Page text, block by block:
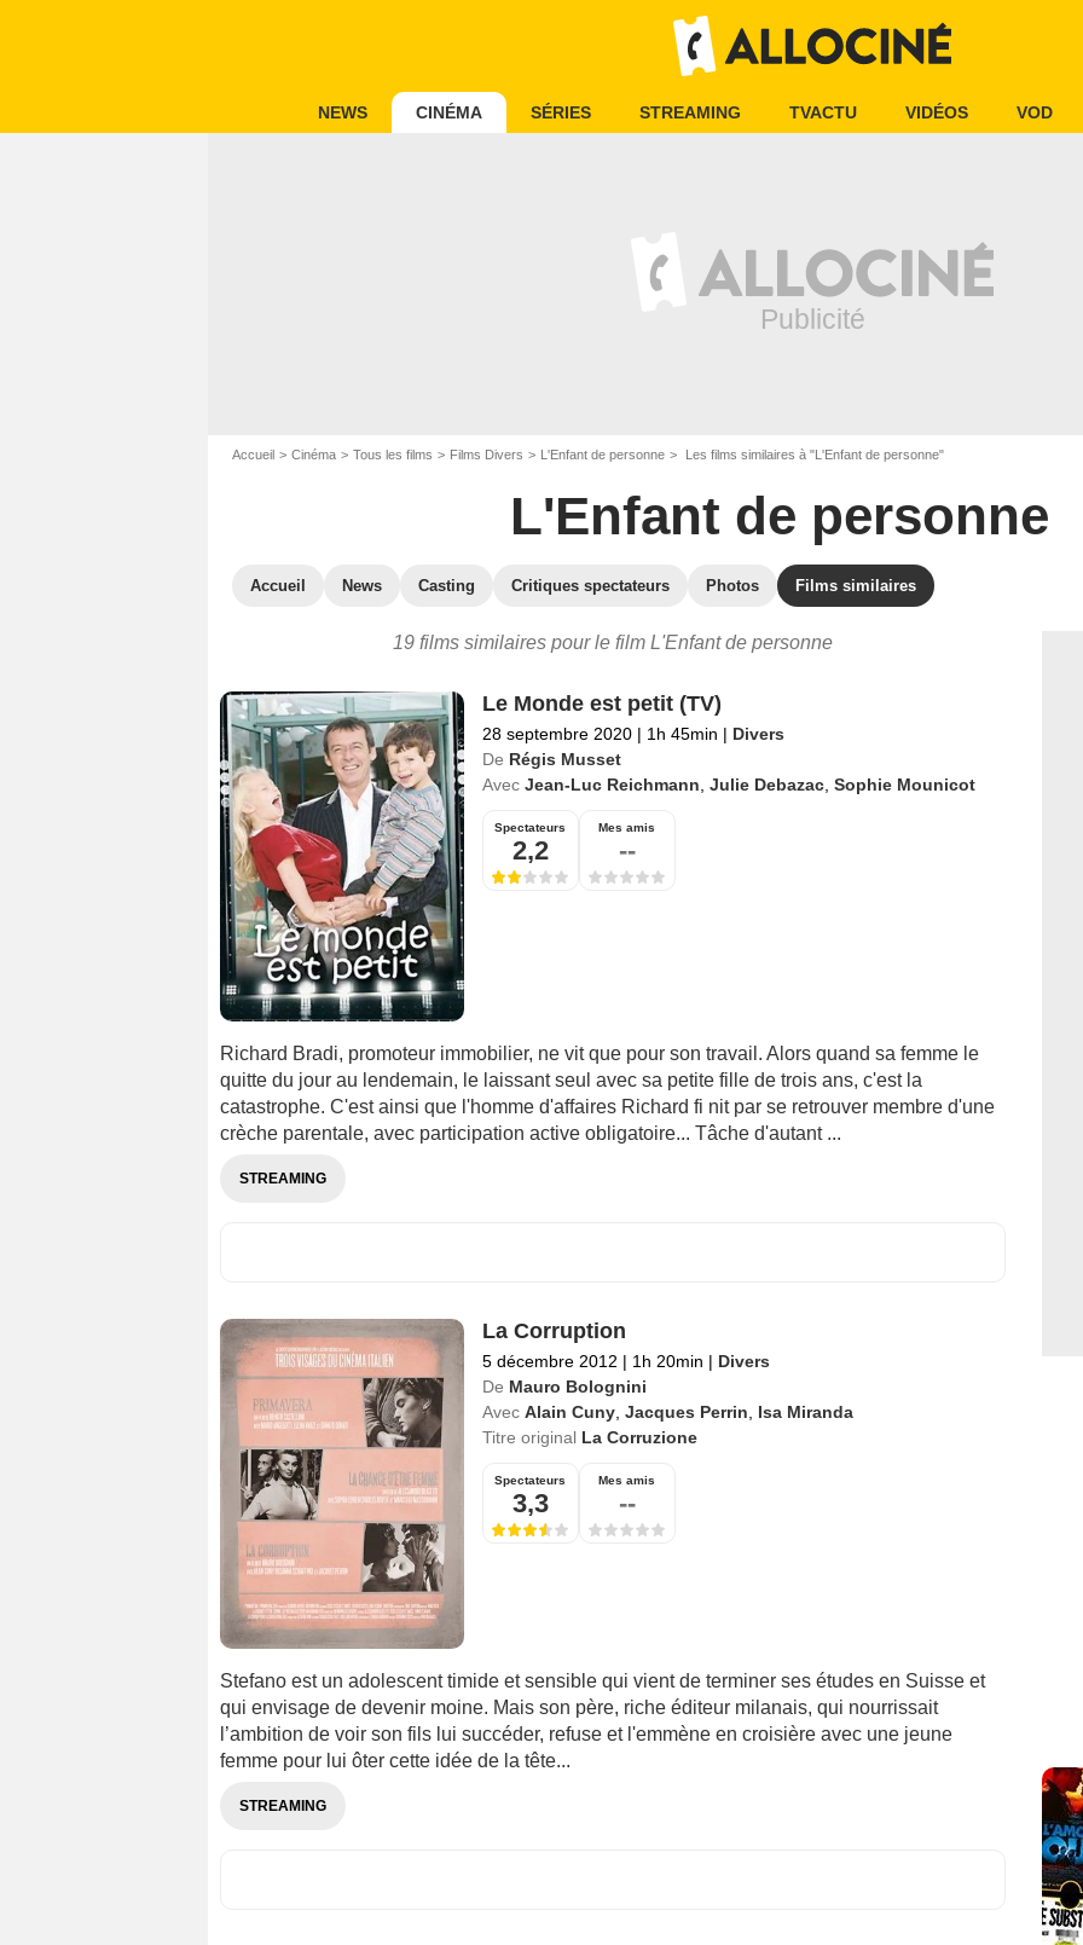
NEWS CINÉMA SÉRIES STREAMING TVACTU VIDÉOS VOD
Accueil Cinéma Tous les films Films Divers L'Enfant de personne Les films similaires à "L'Enfant de personne"
L'Enfant de personne
Accueil News Casting Critiques spectateurs Photos Films similaires
19 films similaires pour le film L'Enfant de personne
Le Monde est petit (TV)
28 septembre 2020 | 1h 45min | Divers
De Régis Musset
Avec Jean-Luc Reichmann Julie Debazac, Sophie Mounicot
Spectateurs
2,2
Mes amis
--
Richard Bradi, promoteur immobilier, ne vit que pour son travail. Alors quand sa femme le
quitte du jour au lendemain, le laissant seul avec sa petite fille de trois ans, c'est la
catastrophe. C'est ainsi que l'homme d'affaires Richard fi nit par se retrouver membre d'une
crèche parentale, avec participation active obligatoire... Tâche d'autant ...
STREAMING
La Corruption
5 décembre 2012 | 1h 20min | Divers
De Mauro Bolognini
Avec Alain Cuny, Jacques Perrin, Isa Miranda
Titre original La Corruzione
Spectateurs
3,3
Mes amis
--
Stefano est un adolescent timide et sensible qui vient de terminer ses études en Suisse et
qui envisage de devenir moine. Mais son père, riche éditeur milanais, qui nourrissait
l’ambition de voir son fils lui succéder, refuse et l'emmène en croisière avec une jeune
femme pour lui ôter cette idée de la tête...
STREAMING